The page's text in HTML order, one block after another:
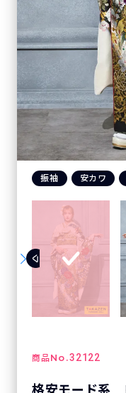
振袖 安カワ
商品No.32122